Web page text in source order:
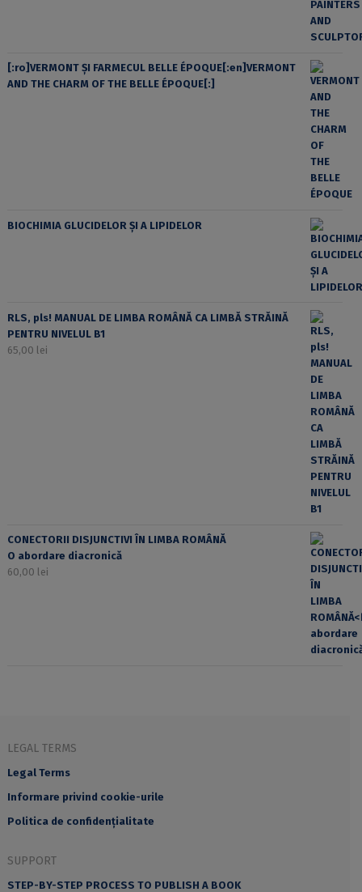
[:ro]VERMONT ȘI FARMECUL BELLE ÉPOQUE[:en]VERMONT
AND THE CHARM OF THE BELLE ÉPOQUE[:]
BIOCHIMIA GLUCIDELOR ȘI A LIPIDELOR
RLS, pls! MANUAL DE LIMBA ROMÂNĂ CA LIMBĂ STRĂINĂ
PENTRU NIVELUL B1
65,00 lei
CONECTORII DISJUNCTIVI ÎN LIMBA ROMÂNĂ
O abordare diacronică
60,00 lei
LEGAL TERMS
Legal Terms
Informare privind cookie-urile
Politica de confidențialitate
SUPPORT
STEP-BY-STEP PROCESS TO PUBLISH A BOOK